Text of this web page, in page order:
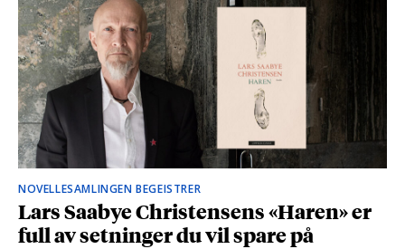
NOVELLESAMLINGEN BEGEISTRER
Lars Saabye Christensens «Haren» er
full av setninger du vil spare på